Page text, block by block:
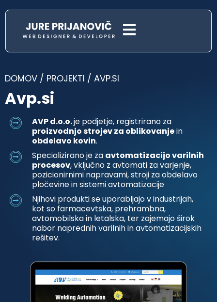
DOMOV / PROJEKTI / AVP.SI
Avp.si
AVP d.o.o.je podjetje, registrirano za
proizvodnjo strojev za oblikovanjein
obdelavo kovin.
Specializirano je za avtomatizacijo varilnih
procesov, vključno z avtomati za varjenje,
pozicionirnimi napravami, stroji za obdelavo
pločevine in sistemi avtomatizacije
Njihovi produkti se uporabljajo v industrijah,
kot so farmacevtska, prehrambna,
avtomobilska in letalska, ter zajemajo širok
nabor naprednih varilnih in avtomatizacijskih
rešitev.